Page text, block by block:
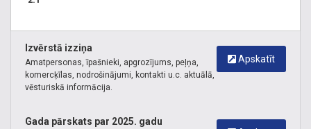
termometri, atgaisotāji, solārās sistēmas, laistīšanas
šļūtenes, dārza šļūtenes, laistīšanas sistēmas, dārza
laistītāji, pazemes laistīšana, pilienveida laistīšana, dīķu
filtri, peldošas strūklakas, aeratori, Aco, Doyma, santehnikas
Apskatīt
Izvērstā izziņa
Amatpersonas, īpašnieki, apgrozījums, peļņa,
komercķīlas, nodrošinājumi, kontakti u.c. aktuālā,
vēsturiskā informācija.
Gada pārskats par 2025. gadu